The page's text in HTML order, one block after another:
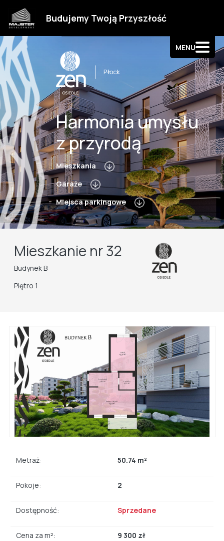
Budujemy Twoją Przyszłość
MENU
Kontakt
Harmonia umysłu
z przyrodą
Mieszkania
Garaże
Miejsca parkingowe
Mieszkanie nr 32
Budynek B
Piętro 1
Metraż: 50.74 m²
Pokoje: 2
Dostępność: Sprzedane
Cena za m²: 9 300 zł